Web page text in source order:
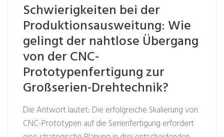
Schwierigkeiten bei der
Produktionsausweitung: Wie
gelingt der nahtlose Übergang
von der CNC-
Prototypenfertigung zur
Großserien-Drehtechnik?
Die Antwort lautet: Die erfolgreiche Skalierung von
CNC-Prototypen auf die Serienfertigung erfordert